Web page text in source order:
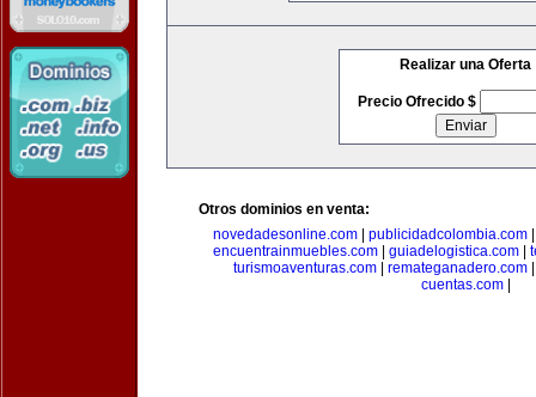
Realizar una Oferta
Precio Ofrecido $
Otros dominios en venta:
novedadesonline.com
publicidadcolombia.com
encuentrainmuebles.com| guiadelogistica.com|
turismoaventuras.com| remateganadero.com
cuentas.com|